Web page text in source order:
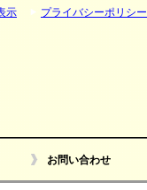
お問い合わせ
示 プライバシーポリシー